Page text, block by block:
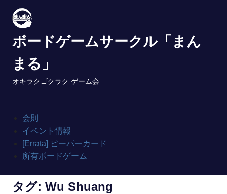
content
ボードゲームサークル「まん
まる」
オキラクゴクラク ゲーム会
会則
イベント情報
[Errata] ピーパーカード
所有ボードゲーム
タグ: Wu Shuang